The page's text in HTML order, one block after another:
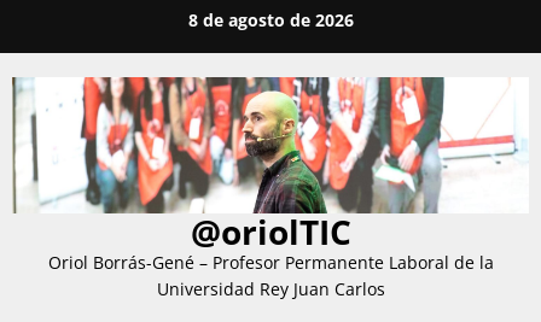
contenido
8 de agosto de 2026
@oriolTIC
Oriol Borrás-Gené – Profesor Permanente Laboral de la
Universidad Rey Juan Carlos